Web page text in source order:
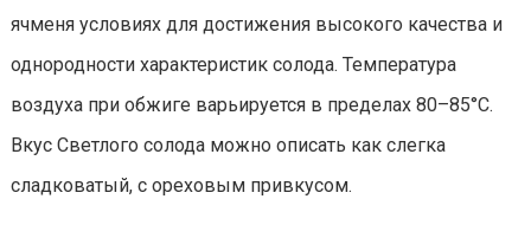
ячменя условиях для достижения высокого качества и
однородности характеристик солода. Температура
воздуха при обжиге варьируется в пределах 80–85°С.
Вкус Светлого солода можно описать как слегка
сладковатый, с ореховым привкусом.